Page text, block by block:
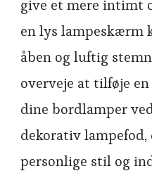
give et mere intimt
en lys lampeskærm
åben og luftig
overveje at tilføje
dine bordlamper
dekorativ
personlige stil og